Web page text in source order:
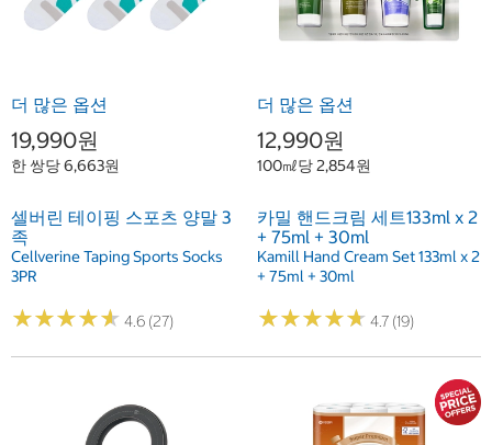
더 많은 옵션
19,990원
한 쌍당 6,663원
셀버린 테이핑 스포츠 양말 3
족
Cellverine Taping Sports Socks
3PR
★★★★★
★★★★★ 4.6 (27)
더 많은 옵션
12,990원
100㎖당 2,854원
카밀 핸드크림 세트133ml x 2
+ 75ml + 30ml
Kamill Hand Cream Set 133ml x 2
+ 75ml + 30ml
★★★★★
★★★★★ 4.7 (19)